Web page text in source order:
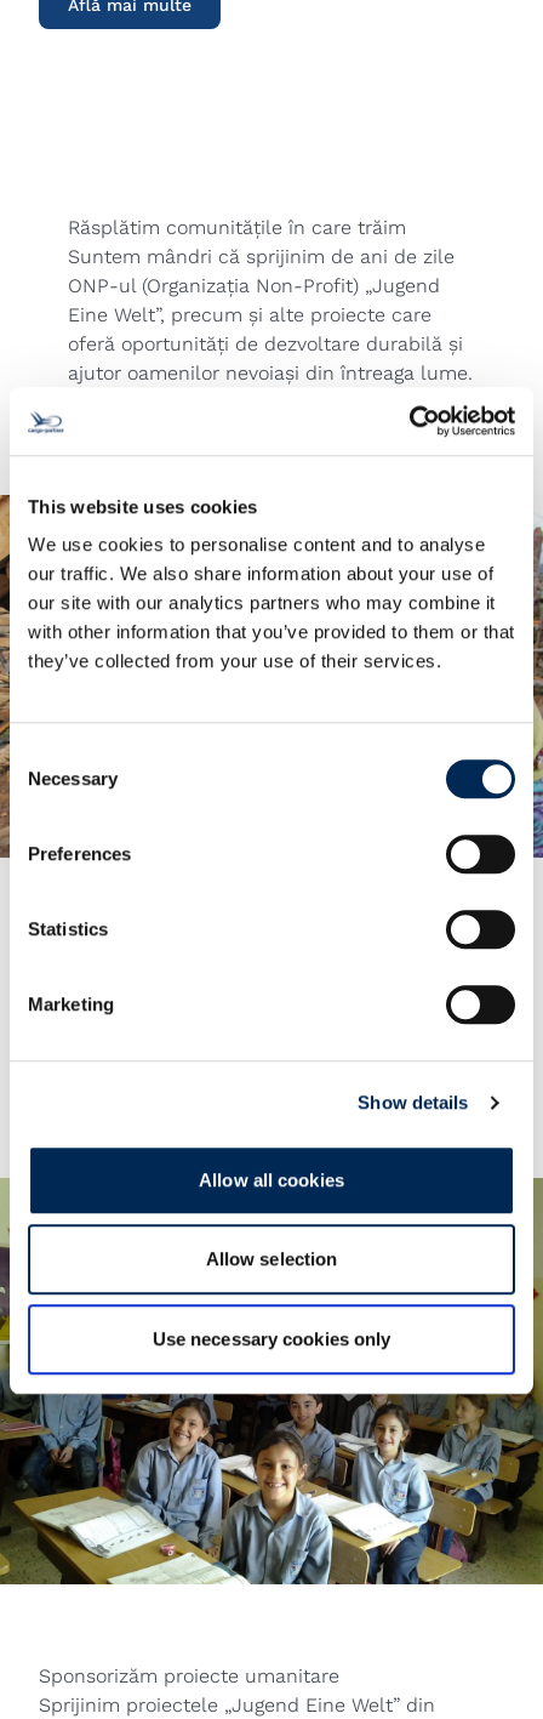
This website uses cookies
We use cookies to personalise content and to analyse
our traffic. We also share information about your use of
our site with our analytics partners who may combine it
with other information that you’ve provided to them or that
they’ve collected from your use of their services.
Consent
Selection
Necessary
Preferences
Statistics
Marketing
Show details
Allow all cookies
Allow selection
Use necessary cookies only
Află mai multe
Răsplătim comunitățile în care trăim
Suntem mândri că sprijinim de ani de zile
ONP-ul (Organizația Non-Profit) „Jugend
Eine Welt”, precum și alte proiecte care
oferă oportunități de dezvoltare durabilă și
ajutor oamenilor nevoiași din întreaga lume.
construire a unui cuptor de paine sustenabil.
Sponsorizăm proiecte umanitare
Sprijinim proiectele „Jugend Eine Welt” din